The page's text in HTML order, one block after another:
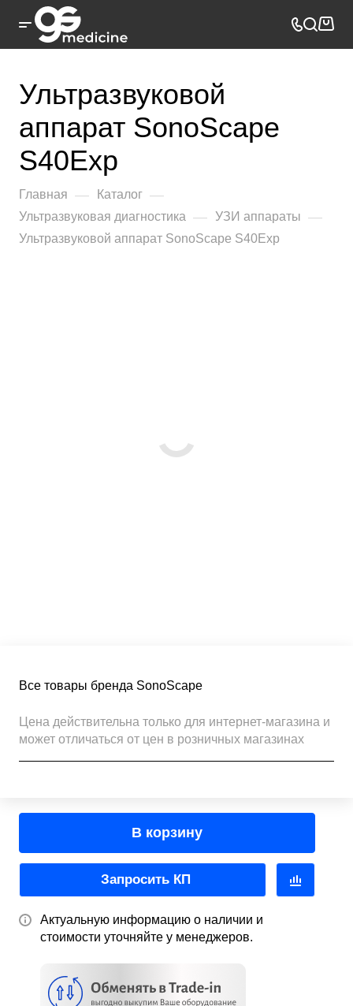
Ультразвуковой
аппарат SonoScape
S40Exp
Главная — Каталог —
Ультразвуковая диагностика — УЗИ аппараты —
Ультразвуковой аппарат SonoScape S40Exp
Все товары бренда SonoScape
Цена действительна только для интернет-магазина и
может отличаться от цен в розничных магазинах
В корзину
Запросить КП
Актуальную информацию о наличии и
стоимости уточняйте у менеджеров.